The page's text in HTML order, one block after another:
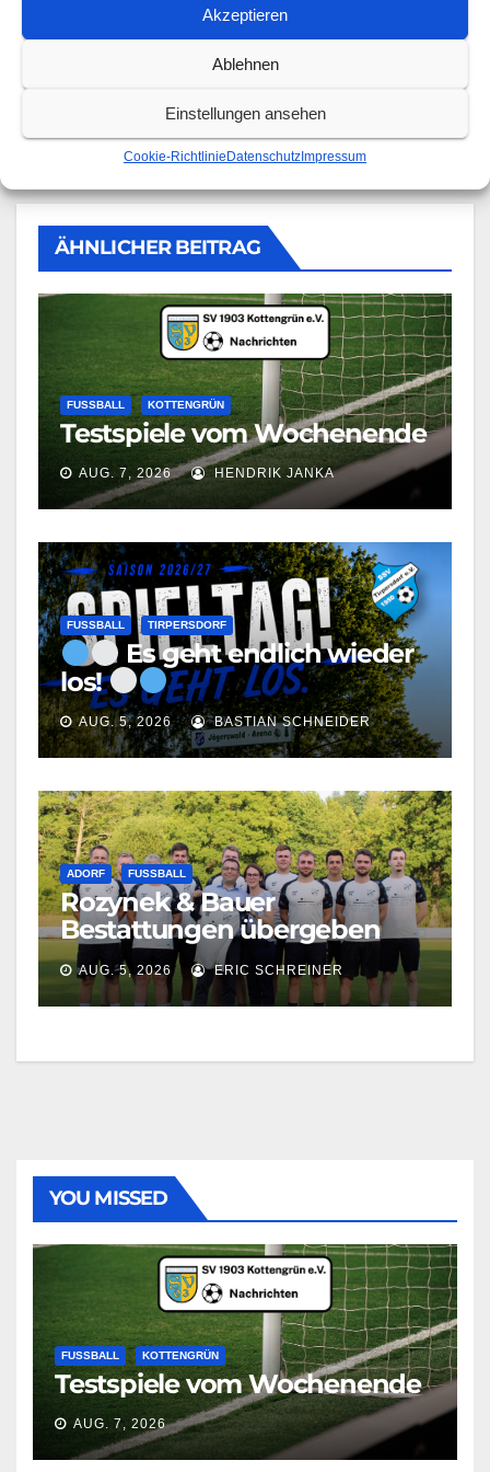
Akzeptieren
Ablehnen
Einstellungen ansehen
Cookie-Richtlinie Datenschutz Impressum
Selina Müller
ÄHNLICHER BEITRAG
FUSSBALL KOTTENGRÜN
Testspiele vom Wochenende
AUG. 7, 2026 HENDRIK JANKA
FUSSBALL TIRPERSDORF
Es geht endlich wieder
los!
AUG. 5, 2026 BASTIAN SCHNEIDER
ADORF FUSSBALL
Rozynek & Bauer
Bestattungen übergeben
neue Shirts
AUG. 5, 2026 ERIC SCHREINER
YOU MISSED
FUSSBALL KOTTENGRÜN
Testspiele vom Wochenende
AUG. 7, 2026